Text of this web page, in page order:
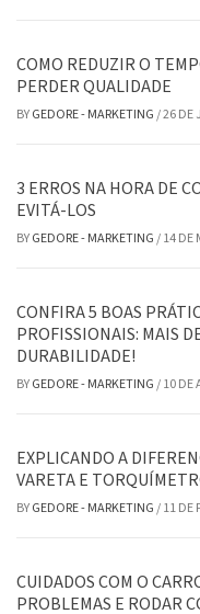
COMO REDUZIR O
PERDER QUALIDADE
BYGEDORE - MARKETING/26 DE
3 ERROS NA HORA DE
EVITÁ-LOS
BYGEDORE - MARKETING/14 DE
CONFIRA 5 BOAS
PROFISSIONAIS: MAIS
DURABILIDADE!
BYGEDORE - MARKETING/10 DE
EXPLICANDO A
VARETA E
BYGEDORE - MARKETING/11 DE
CUIDADOS COM O
PROBLEMAS E RODAR